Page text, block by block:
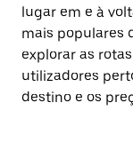
lugar em e à
mais populares
explorar as
utilizadores
destino e os